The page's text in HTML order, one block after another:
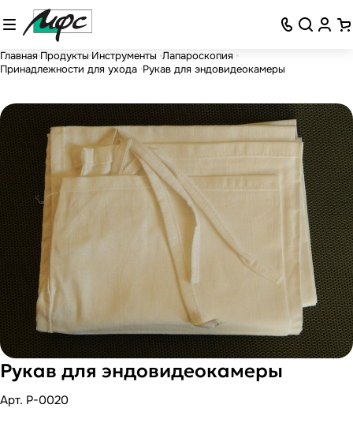
Главная Продукты Инструменты Лапароскопия
Принадлежности для ухода Рукав для эндовидеокамеры
Рукав для эндовидеокамеры
Арт. P-0020